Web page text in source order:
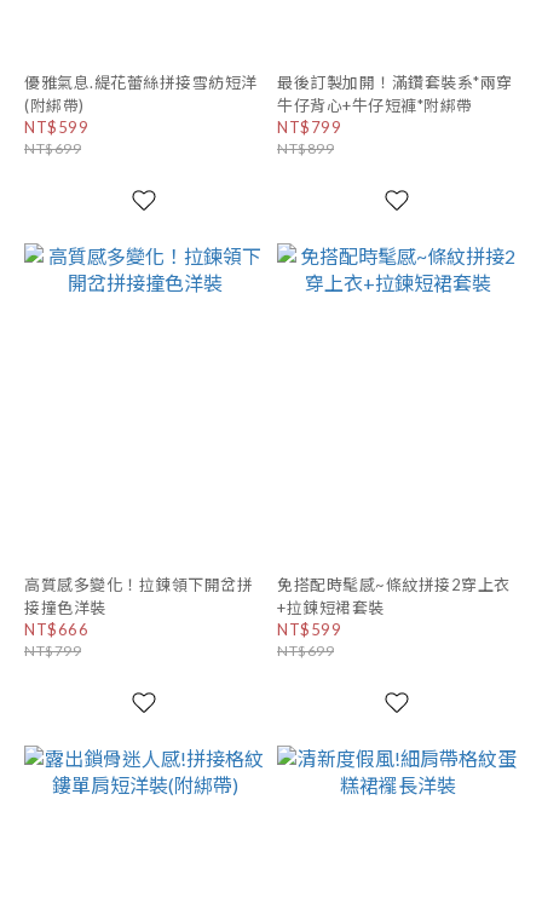
優雅氣息.緹花蕾絲拼接雪紡短洋
(附綁帶)
NT$599
NT$699
最後訂製加開！滿鑽套裝系*兩穿
牛仔背心+牛仔短褲*附綁帶
NT$799
NT$899
高質感多變化！拉鍊領下開岔拼
接撞色洋裝
NT$666
NT$799
免搭配時髦感~條紋拼接2穿上衣
+拉鍊短裙套裝
NT$599
NT$699